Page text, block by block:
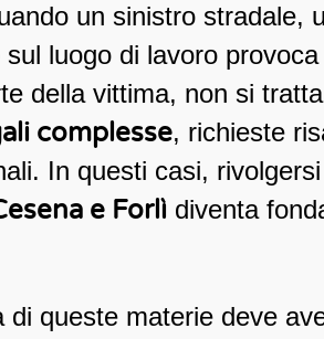
un sinistro stradale,
luogo di lavoro
della vittima, non si
complesse, richieste
In questi casi,
e Forlì diventa
queste materie deve